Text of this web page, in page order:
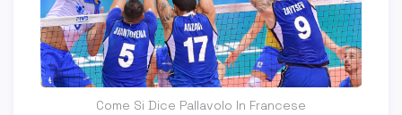
Come Si Dice Pallavolo In Francese